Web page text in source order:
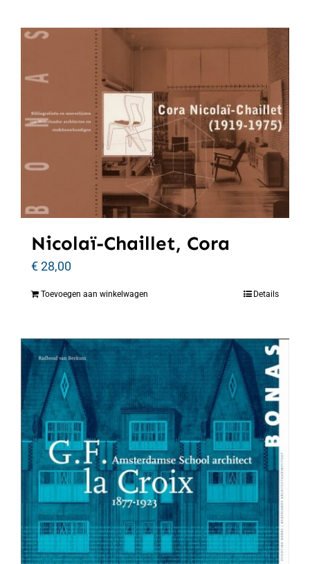
Nicolaï-Chaillet, Cora
€28,00
Toevoegen aan winkelwagen Details